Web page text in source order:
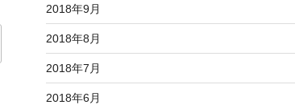
2018年9月
2018年8月
2018年7月
2018年6月